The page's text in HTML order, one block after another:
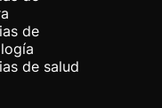
de
de salud